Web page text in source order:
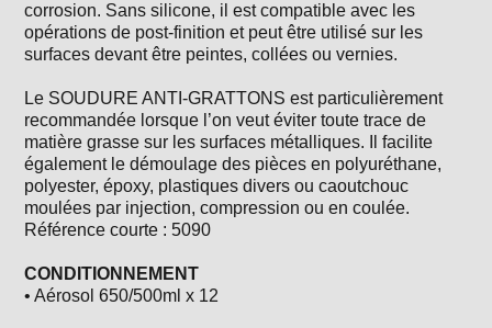
corrosion. Sans silicone, il est compatible avec les
opérations de post-finition et peut être utilisé sur les
surfaces devant être peintes, collées ou vernies.
Le SOUDURE ANTI-GRATTONS est particulièrement
recommandée lorsque l’on veut éviter toute trace de
matière grasse sur les surfaces métalliques. Il facilite
également le démoulage des pièces en polyuréthane,
polyester, époxy, plastiques divers ou caoutchouc
moulées par injection, compression ou en coulée.
Référence courte : 5090
CONDITIONNEMENT
• Aérosol 650/500ml x 12